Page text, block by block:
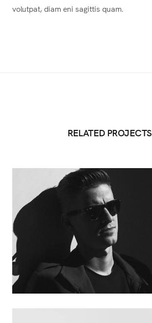
volutpat, diam eni sagittis quam.
RELATED PROJECTS